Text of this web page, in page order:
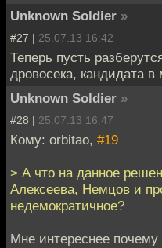
Unknown Soldier »
#27 | 25.07.13 16:42
Теперь пусть
дровосека, кандидата
Unknown Soldier »
#28 | 25.07.13 16:47
Кому: orbitao, #19
> А что на данное
Алексеева, Немцов и
недемократичное?
Мне интереснее почему